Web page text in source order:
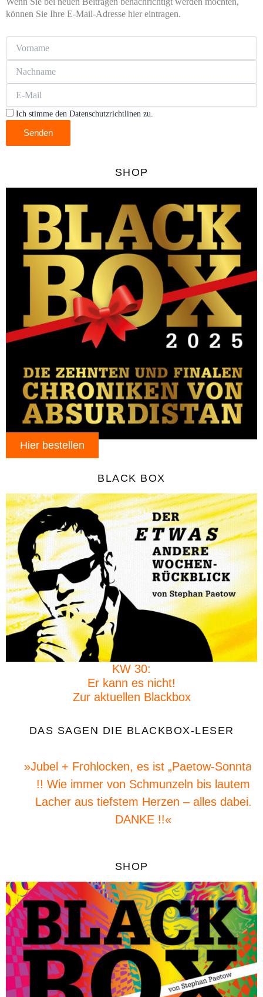
können Sie Ihre E-Mail-Adresse hier eintragen.
Ich stimme den Datenschutzrichtlinen zu.
Senden
SHOP
Hier bestellen
BLACK BOX
KW 30:
Er kann es nicht!
Zur aktuellen Blackbox
DAS SAGEN DIE BLACKBOX-LESER
»Jubel + Frohlocken, es ist „Paetow-Sonntag“
!! Wie immer von Schmunzeln bis lautem
Lacher aus tiefstem Herzen – alles dabei.
DANKE !!«
SHOP